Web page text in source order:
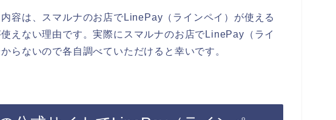
容は、スマルナのお店でLinePay（ラインペイ）が使える
えない理由です。実際にスマルナのお店でLinePay（ライ
らないので各自調べていただけると幸いです。